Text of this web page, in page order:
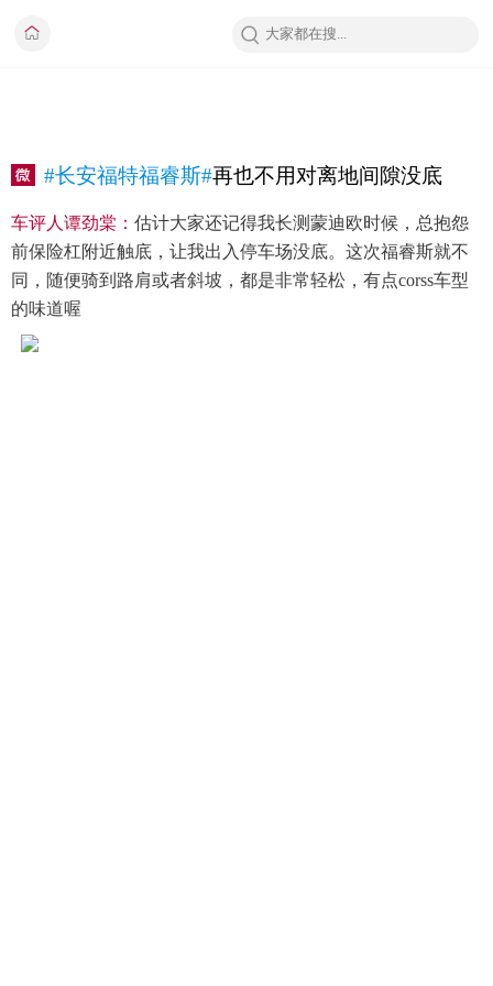
#长安福特福睿斯#再也不用对离地间隙没底
车评人谭劲棠： 估计大家还记得我长测蒙迪欧时候，总抱怨
前保险杠附近触底，让我出入停车场没底。这次福睿斯就不
同，随便骑到路肩或者斜坡，都是非常轻松，有点corss车型
的味道喔